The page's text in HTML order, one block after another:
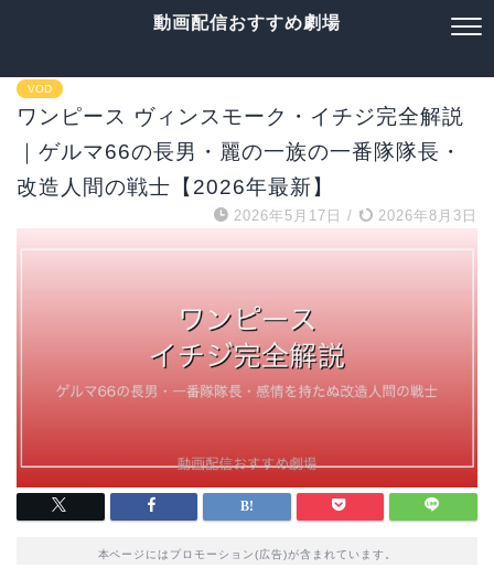
動画配信おすすめ劇場
VOD
ワンピース ヴィンスモーク・イチジ完全解説
｜ゲルマ66の長男・麗の一族の一番隊隊長・
改造人間の戦士【2026年最新】
2026年5月17日 / 2026年8月3日
本ページにはプロモーション(広告)が含まれています。